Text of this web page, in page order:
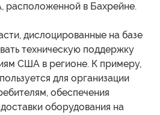
расположенной в Бахрейне.
дислоцированные на базе
техническую поддержку
США в регионе. К примеру,
для организации
обеспечения
оборудования на